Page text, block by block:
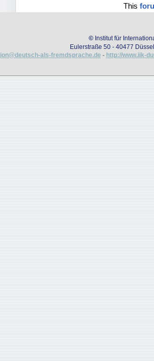
This
© Institut für
Eulerstraße 50 - 40477
als-fremdsprache.de - http://www.iik-